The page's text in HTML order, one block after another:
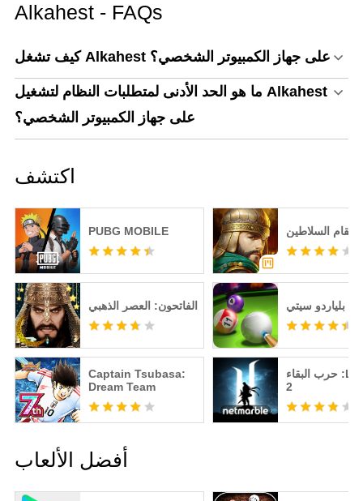
Alkahest - FAQs
كيف تشغل Alkahest على جهاز الكمبيوتر الشخصي؟
ما هو الحد الأدنى لمتطلبات النظام لتشغيل Alkahest
على جهاز الكمبيوتر الشخصي؟
اكتشف
PUBG MOBILE انتقام السلاطين
الفاتحون: العصر الذهبي بلياردو سيتي
Captain Tsubasa:
Dream Team
حرب البقاء :Lineage
2
أفضل الألعاب